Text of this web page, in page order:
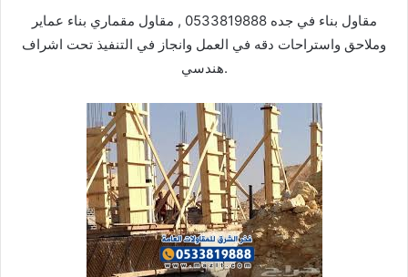
مقاول بناء في جده 0533819888 , مقاول مقماري بناء عماير
وملاحق واستراحات دقه في العمل وانجاز في التنفيذ تحت اشراف
هندسي.